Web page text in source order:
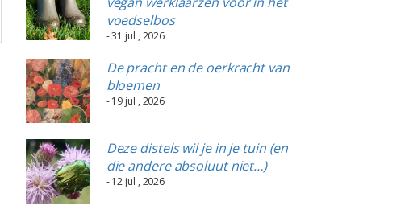
voedselbos
- 31 jul , 2026
De pracht en de oerkracht van
bloemen
- 19 jul , 2026
Deze distels wil je in je tuin (en
die andere absoluut niet…)
- 12 jul , 2026